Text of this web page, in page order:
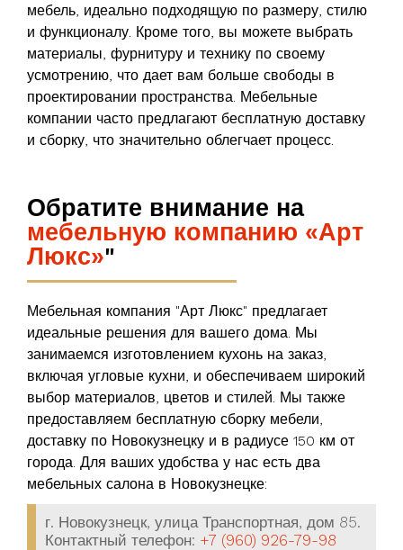
мебель, идеально подходящую по размеру, стилю
и функционалу. Кроме того, вы можете выбрать
материалы, фурнитуру и технику по своему
усмотрению, что дает вам больше свободы в
проектировании пространства. Мебельные
компании часто предлагают бесплатную доставку
и сборку, что значительно облегчает процесс.
Обратите внимание на
мебельную компанию «Арт
Люкс»"
Мебельная компания "Арт Люкс" предлагает
идеальные решения для вашего дома. Мы
занимаемся изготовлением кухонь на заказ,
включая угловые кухни, и обеспечиваем широкий
выбор материалов, цветов и стилей. Мы также
предоставляем бесплатную сборку мебели,
доставку по Новокузнецку и в радиусе 150 км от
города. Для ваших удобства у нас есть два
мебельных салона в Новокузнецке:
г. Новокузнецк, улица Транспортная, дом 85.
Контактный телефон: +7 (960) 926-79-98